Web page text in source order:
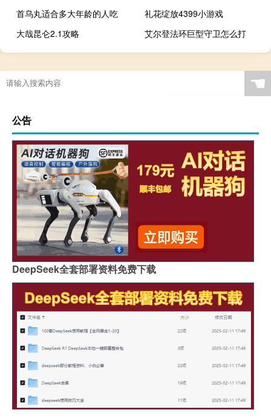
首乌丸适合多大年龄的人吃
礼花绽放4399小游戏
大哉昆仑2.1攻略
艾尔登法环巨型守卫怎么打
☚
公告
DeepSeek全套部署资料免费下载